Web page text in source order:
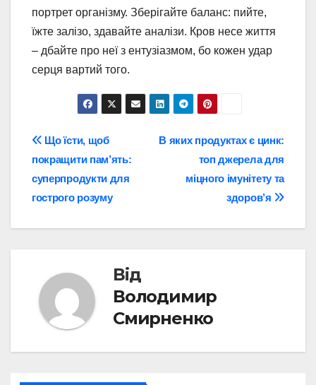
портрет організму. Зберігайте баланс: пийте,
їжте залізо, здавайте аналізи. Кров несе життя
– дбайте про неї з ентузіазмом, бо кожен удар
серця вартий того.
Навігація
записів
В яких продуктах є цинк:
топ джерела для
міцного імунітету та
здоров’я
Що їсти, щоб
покращити пам’ять:
суперпродукти для
гострого розуму
Від
Володимир
Смирненко